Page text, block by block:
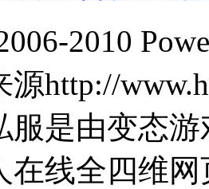
2010
http://
服是由变态
在线全四维